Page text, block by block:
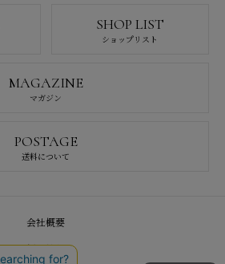
SHOP LIST
ショップリスト
MAGAZINE
マガジン
POSTAGE
送料について
会社概要
採用情報